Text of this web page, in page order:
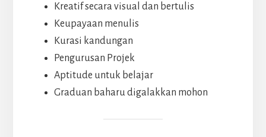
Kreatif secara visual dan bertulis
Keupayaan menulis
Kurasi kandungan
Pengurusan Projek
Aptitude untuk belajar
Graduan baharu digalakkan mohon